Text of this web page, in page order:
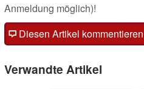
Anmeldung möglich)!
Diesen Artikel
Verwandte Artikel